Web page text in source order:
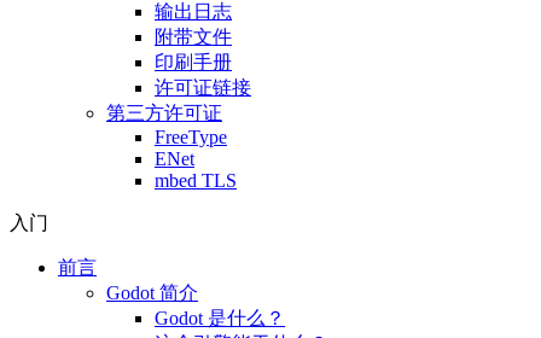
输出日志
附带文件
印刷手册
许可证链接
第三方许可证
FreeType
ENet
mbed TLS
入门
前言
Godot 简介
Godot 是什么？